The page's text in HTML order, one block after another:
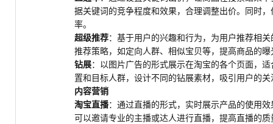
据关键词的竞争程度和效果，合理调整出价。同时
率。
超级推荐：基于用户的兴趣和行为，为用户推荐相
推荐策略，如定向人群、相似宝贝等，提高商品的
钻展：以图片广告的形式展示在淘宝的各个页面，
置和目标人群，设计不同的钻展素材，吸引用户的关
内容营销
淘宝直播：通过直播的形式，实时展示产品的使用
可以邀请专业的主播或达人进行直播，提高直播的